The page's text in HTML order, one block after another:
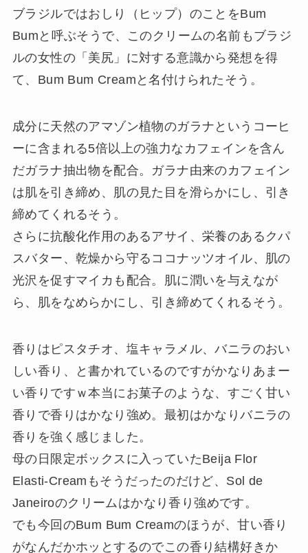
ブラジルではおしり（ヒップ）のことをBum
Bumと呼ぶそうで、このクリームの名前もブラジ
ルの女性の「美尻」に対する意識から発想を得
て、Bum Bum Creamと名付けられたそう。
成分に天然のアマゾン植物のガラナというコーヒ
ーに含まれる5倍以上の強力なカフェインを含ん
だガラナ抽出物を配合。ガラナ由来のカフェイン
は肌を引き締め、肌の見た目を滑らかにし、引き
締めてくれるそう。
さらに抗酸化作用のあるアサイ、栄養のあるクパ
スバター、乾燥から守るココナッツオイル、肌の
光沢を促すマイカも配合。肌に潤いを与えなが
ら、肌をなめらかにし、引き締めてくれるそう。
香りはピスタチオ、塩キャラメル、バニラのおい
しい香り、と書かれているのですがかなりあまー
い香りですｗ本当にお菓子のような、すごく甘い
香りで香りはかなり強め。最初はかなりバニラの
香りを強く感じました。
母の日限定ボックスに入っていたBeija Flor
Elasti-Creamもそうだったのだけど、Sol de
Janeiroのクリームはかなり香り強めです。
でも今回のBum Bum Creamのほうが、甘い香り
がなんだかホッとするのでこの香り結構好きか